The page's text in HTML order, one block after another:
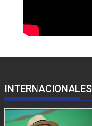
INTERNACIONALES